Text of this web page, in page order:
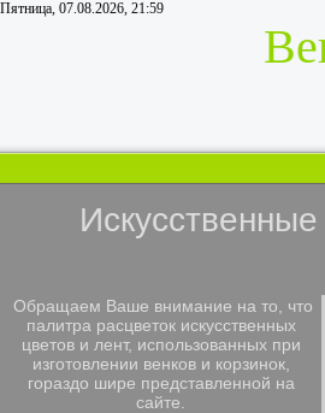
Пятница, 07.08.2026, 21:59
Обращаем Ваше внимание на то, что
палитра расцветок искусственных
цветов и лент, использованных при
изготовлении венков и корзинок,
гораздо шире представленной на
сайте.